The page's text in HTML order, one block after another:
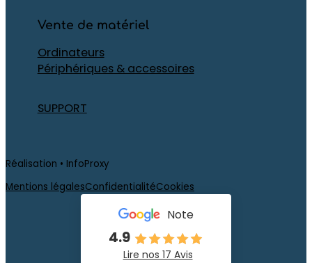
Vente de matériel
Ordinateurs
Périphériques & accessoires
SUPPORT
Réalisation • InfoProxy
Mentions légalesConfidentialitéCookies
Note
4.9
Lire nos 17 Avis